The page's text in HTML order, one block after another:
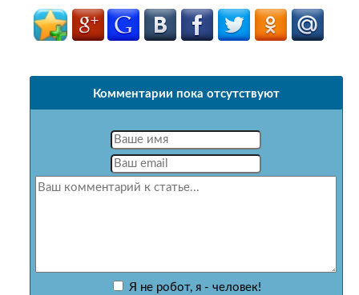
Комментарии пока отсутствуют
Я не робот, я - человек!